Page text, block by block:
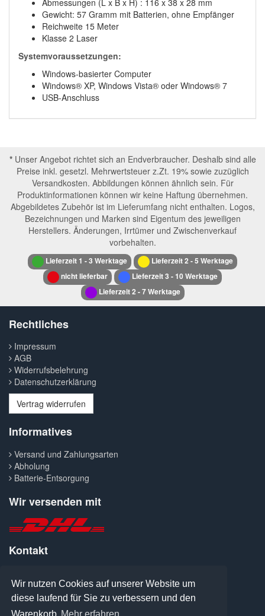
Wir nutzen Cookies auf unserer Website um
diese laufend für Sie zu verbessern und den
Abmessungen (L x B x H) : 116 x 38 x 28 mm
Gewicht: 57 Gramm mit Batterien, ohne Empfänger
Reichweite 15 Meter
Klasse 2 Laser
Systemvoraussetzungen:
Windows-basierter Computer
Windows® XP, Windows Vista® oder Windows® 7
USB-Anschluss
*Unser Angebot richtet sich an Endverbraucher. Deshalb sind alle
Preise inkl. gesetzl. Mehrwertsteuer z.Zt. 19% sowie zuzüglich
Versandkosten. Abbildungen können ähnlich sein. Für
Produktinformationen können wir keine Haftung übernehmen.
Abgebildetes Zubehör ist im Lieferumfang nicht enthalten. Logos,
Bezeichnungen und Marken sind Eigentum des jeweiligen
Herstellers. Änderungen, Irrtümer und Zwischenverkauf
vorbehalten.
Lieferzeit 1 - 3 Werktage
Lieferzeit 2 - 5 Werktage
nicht lieferbar
Lieferzeit 3 - 10 Werktage
Lieferzeit 2 - 7 Werktage
Rechtliches
Impressum
AGB
Widerrufsbelehrung
Datenschutzerklärung
Vertrag widerrufen
Informatives
Versand und Zahlungsarten
Abholung
Batterie-Entsorgung
Wir versenden mit
Kontakt
Fax: 0371-413041
E-Mail: welcome@pcanymore.de